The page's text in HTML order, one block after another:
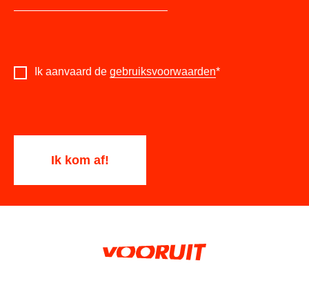
Ik aanvaard de gebruiksvoorwaarden*